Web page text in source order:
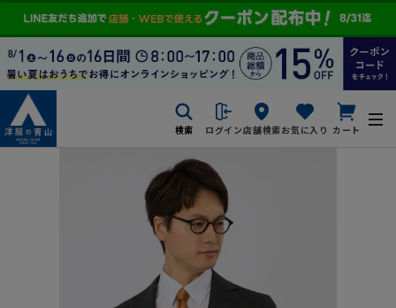
検索 ログイン店舗検索お気に入り カート